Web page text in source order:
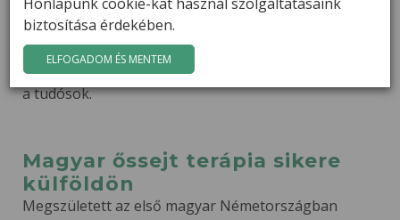
GYÓGYGOMBÁK
KAPCSOLAT
célnak tűnik. A kutatók azonban felhívják a figyelmet
arra, hogy a testsúly csökkenés sokszor a halálozási
arányokat is megnövelheti. Ennek az
ellentmondásnak a lényegére nemrég világítottak rá
a tudósok.
Magyar őssejt terápia sikere
külföldön
Megszületett az első magyar Németországban
biztosítása érdekében.
ELFOGADOM ÉS MENTEM